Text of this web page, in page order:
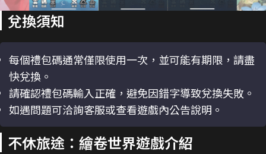
兌換須知
每個禮包碼通常僅限使用一次，並可能有期限，請盡
快兌換。
請確認禮包碼輸入正確，避免因錯字導致兌換失敗。
如遇問題可洽詢客服或查看遊戲內公告說明。
不休旅途：繪卷世界遊戲介紹